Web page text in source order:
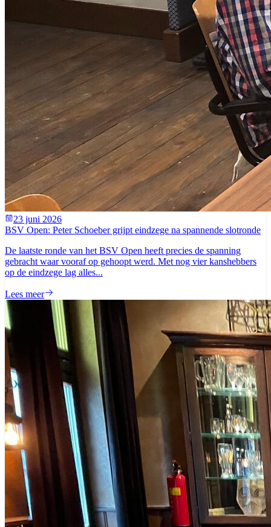
23 juni 2026
BSV Open: Peter Schoeber grijpt eindzege na spannende slotronde
De laatste ronde van het BSV Open heeft precies de spanning
gebracht waar vooraf op gehoopt werd. Met nog vier kanshebbers
op de eindzege lag alles...
Lees meer